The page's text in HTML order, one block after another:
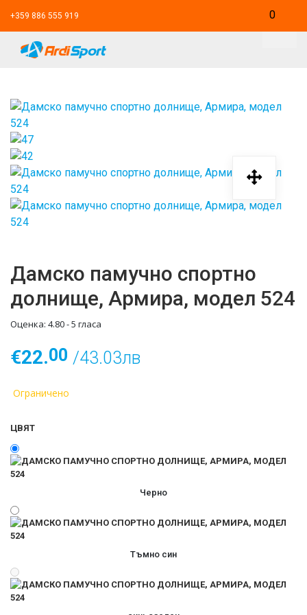
+359 886 555 919
ГОЛЕМИ РАЗМЕРИ
ДЕЦА
ЖЕНИ
МЪЖЕ
ЛЕТНИ КОМПЛЕКТИ
ЕКИПИ
ТЕНИСКИ
СПОРТНИ ПАНТАЛОНИ
ПОТНИЦИ
ЯКЕТА
ПУЛОВЕРИ
0
Дамско памучно спортно
долнище, Армира, модел 524
Оценка: 4.80-5 гласа
€22.00 /43.03лв
Ограничено
ЦВЯТ
Черно
Тъмно син